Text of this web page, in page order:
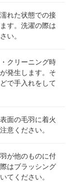
れた状態での接
す。洗濯の際は
い。
クリーニング時
発生します。そ
で手入れをして
面の毛羽に着火
意ください。
が他のものに付
はブラッシング
てください。